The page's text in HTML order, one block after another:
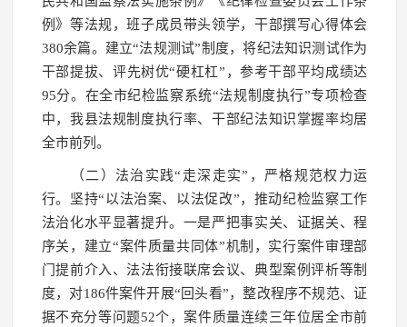
例》等法规，班子成员带头领学，干部撰写心得体会
380余篇。建立“法规测试”制度，将纪法知识测试作为
干部提拔、评先树优“硬杠杠”，参考干部平均成绩达
95分。在全市纪检监察系统“法规制度执行”专项检查
中，我县法规制度执行率、干部纪法知识掌握率均居
全市前列。
（二）法治实践“走深走实”，严格规范权力运
行。坚持“以法治案、以法促改”，推动纪检监察工作
法治化水平显著提升。一是严把事实关、证据关、程
序关，建立“案件质量共同体”机制，实行案件审理部
门提前介入、法法衔接联席会议、典型案例评析等制
度，对186件案件开展“回头看”，整改程序不规范、证
据不充分等问题52个，案件质量连续三年位居全市前